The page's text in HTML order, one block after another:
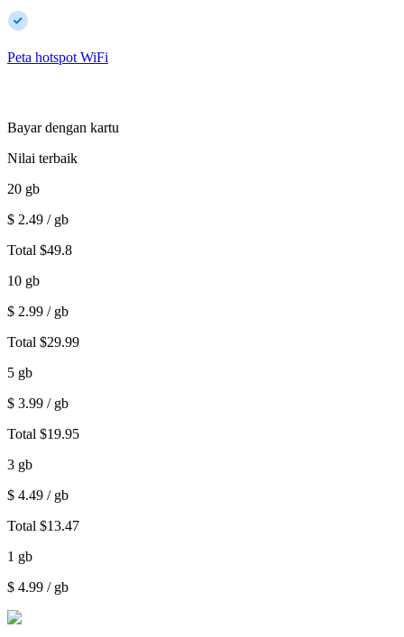
Peta hotspot WiFi
Bayar dengan kartu
Nilai terbaik
20 gb
$ 2.49 / gb
Total $49.8
10 gb
$ 2.99 / gb
Total $29.99
5 gb
$ 3.99 / gb
Total $19.95
3 gb
$ 4.49 / gb
Total $13.47
1 gb
$ 4.99 / gb